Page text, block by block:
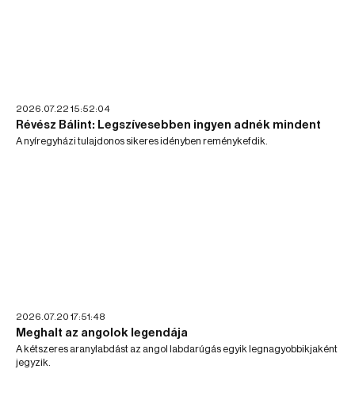
2026.07.22 15:52:04
Révész Bálint: Legszívesebben ingyen adnék mindent
A nyíregyházi tulajdonos sikeres idényben reménykefdik.
2026.07.20 17:51:48
Meghalt az angolok legendája
A kétszeres aranylabdást az angol labdarúgás egyik legnagyobbikjaként
jegyzik.